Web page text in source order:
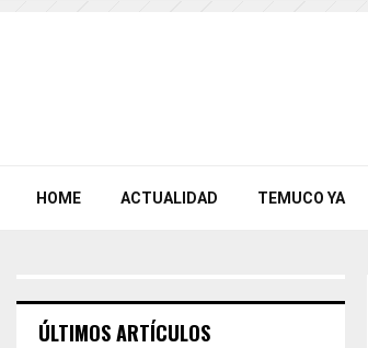
HOME ACTUALIDAD TEMUCO YA
ÚLTIMOS ARTÍCULOS